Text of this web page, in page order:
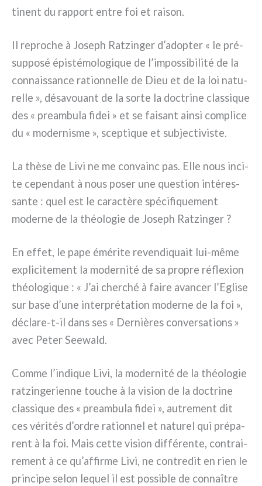
ti­nent du rap­port entre foi et rai­son.
Il repro­che à Joseph Ratzinger d’adopter « le pré­
sup­po­sé épi­sté­mo­lo­gi­que de l’impossibilité de la
con­nais­san­ce ration­nel­le de Dieu et de la loi natu­
rel­le », désa­vouant de la sor­te la doc­tri­ne clas­si­que
des « pre­am­bu­la fidei » et se fai­sant ain­si com­pli­ce
du « moder­ni­sme », scep­ti­que et sub­jec­ti­vi­ste.
La thè­se de Livi ne me con­vainc pas. Elle nous inci­
te cepen­dant à nous poser une que­stion inté­res­
san­te : quel est le carac­tè­re spé­ci­fi­que­ment
moder­ne de la théo­lo­gie de Joseph Ratzinger ?
En effet, le pape émé­ri­te reven­di­quait lui-même
expli­ci­te­ment la moder­ni­té de sa pro­pre réfle­xion
théo­lo­gi­que : « J’ai cher­ché à fai­re avan­cer l’Eglise
sur base d’une inter­pré­ta­tion moder­ne de la foi »,
déclare-t-il dans ses « Dernières con­ver­sa­tions »
avec Peter Seewald.
Comme l’indique Livi, la moder­ni­té de la théo­lo­gie
ratzin­ge­rien­ne tou­che à la vision de la doc­tri­ne
clas­si­que des « pre­am­bu­la fidei », autre­ment dit
ces véri­tés d’ordre ration­nel et natu­rel qui pré­pa­
rent à la foi. Mais cet­te vision dif­fé­ren­te, con­trai­
re­ment à ce qu’affirme Livi, ne con­tre­dit en rien le
prin­ci­pe selon lequel il est pos­si­ble de con­naî­tre